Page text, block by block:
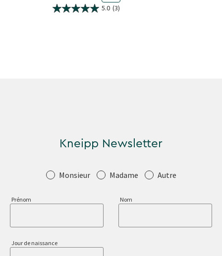
5.0 (3)
Kneipp Newsletter
SalutationMonsieur Madame Autre
Prénom Nom
Jour de naissance